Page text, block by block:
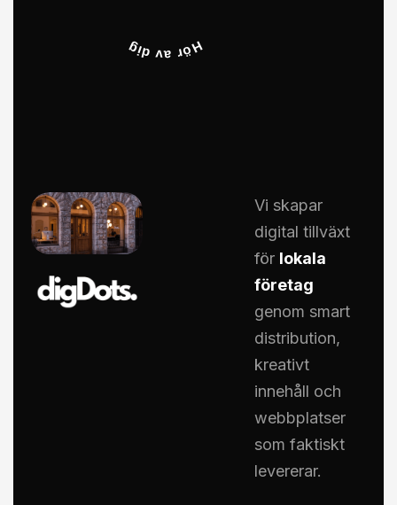
Vi skapar
digital tillväxt
för lokala
företag
genom smart
distribution,
kreativt
innehåll och
webbplatser
som faktiskt
levererar.